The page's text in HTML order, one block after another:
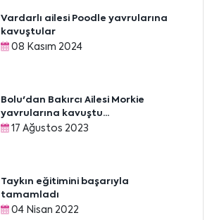
Vardarlı ailesi Poodle yavrularına
kavuştular
08 Kasım 2024
Bolu'dan Bakırcı Ailesi Morkie
yavrularına kavuştu...
17 Ağustos 2023
Taykın eğitimini başarıyla
tamamladı
04 Nisan 2022